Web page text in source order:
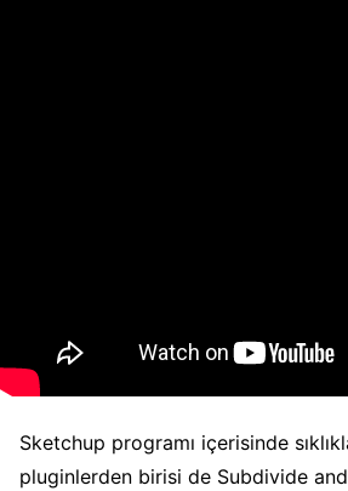
Sketchup programı içerisinde
pluginlerden birisi de Subdivide